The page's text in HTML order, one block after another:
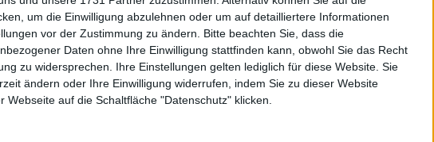
um die Einwilligung abzulehnen oder um auf detailliertere Informationen
vor der Zustimmung zu ändern.
Bitte beachten Sie, dass die
Daten ohne Ihre Einwilligung stattfinden kann, obwohl Sie das Recht
zu widersprechen. Ihre Einstellungen gelten lediglich für diese Website. Sie
ändern oder Ihre Einwilligung widerrufen, indem Sie zu dieser Website
auf die Schaltfläche "Datenschutz" klicken.
Alle Märkte bei TradingView verfolgen.